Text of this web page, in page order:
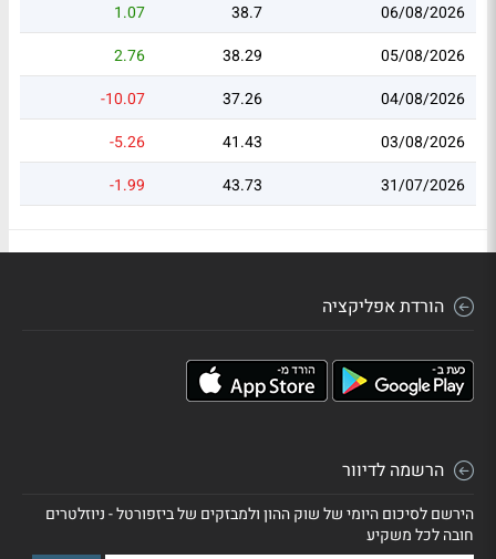
06/08/2026
38.7
1.07
05/08/2026
38.29
2.76
04/08/2026
37.26
-10.07
03/08/2026
41.43
-5.26
31/07/2026
43.73
-1.99
הורדת אפליקציה
הרשמה לדיוור
הירשם לסיכום היומי של שוק ההון ולמבזקים של ביזפורטל - ניוזלטרים
חובה לכל משקיע